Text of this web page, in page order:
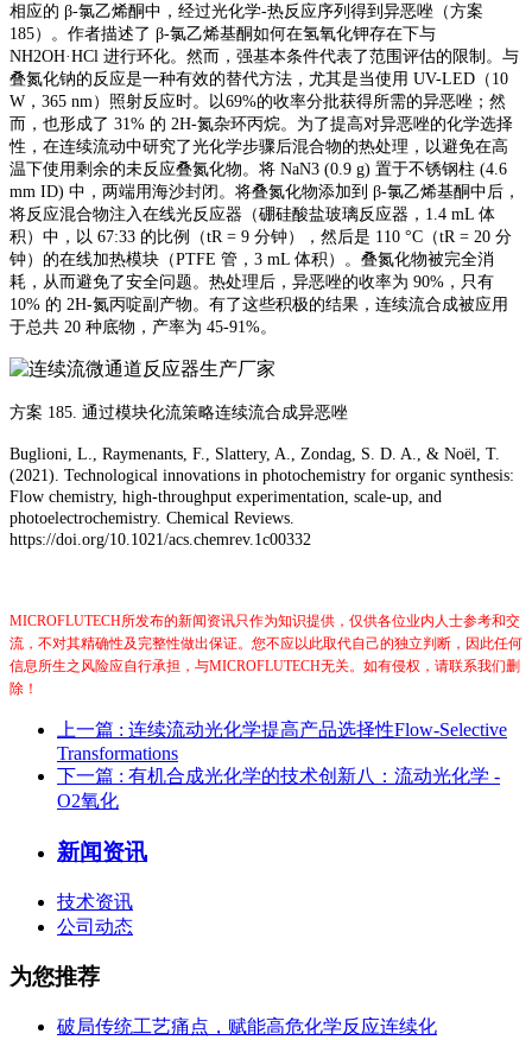
相应的 β-氯乙烯酮中，经过光化学-热反应序列得到异恶唑（方案
185）。作者描述了 β-氯乙烯基酮如何在氢氧化钾存在下与
NH2OH·HCl 进行环化。然而，强基本条件代表了范围评估的限制。与
叠氮化钠的反应是一种有效的替代方法，尤其是当使用 UV-LED（10
W，365 nm）照射反应时。以69%的收率分批获得所需的异恶唑；然
而，也形成了 31% 的 2H-氮杂环丙烷。为了提高对异恶唑的化学选择
性，在连续流动中研究了光化学步骤后混合物的热处理，以避免在高
温下使用剩余的未反应叠氮化物。将 NaN3 (0.9 g) 置于不锈钢柱 (4.6
mm ID) 中，两端用海沙封闭。将叠氮化物添加到 β-氯乙烯基酮中后，
将反应混合物注入在线光反应器（硼硅酸盐玻璃反应器，1.4 mL 体
积）中，以 67:33 的比例（tR = 9 分钟），然后是 110 °C（tR = 20 分
钟）的在线加热模块（PTFE 管，3 mL 体积）。叠氮化物被完全消
耗，从而避免了安全问题。热处理后，异恶唑的收率为 90%，只有
10% 的 2H-氮丙啶副产物。有了这些积极的结果，连续流合成被应用
于总共 20 种底物，产率为 45-91%。
方案 185. 通过模块化流策略连续流合成异恶唑
Buglioni, L., Raymenants, F., Slattery, A., Zondag, S. D. A., & Noël, T.
(2021). Technological innovations in photochemistry for organic synthesis:
Flow chemistry, high-throughput experimentation, scale-up, and
photoelectrochemistry. Chemical Reviews.
https://doi.org/10.1021/acs.chemrev.1c00332
MICROFLUTECH所发布的新闻资讯只作为知识提供，仅供各位业内人士参考和交
流，不对其精确性及完整性做出保证。您不应以此取代自己的独立判断，因此任何
信息所生之风险应自行承担，与MICROFLUTECH无关。如有侵权，请联系我们删
除！
上一篇 : 连续流动光化学提高产品选择性Flow-Selective
Transformations
下一篇 : 有机合成光化学的技术创新八：流动光化学 -
O2氧化
新闻资讯
技术资讯
公司动态
为您推荐
破局传统工艺痛点，赋能高危化学反应连续化